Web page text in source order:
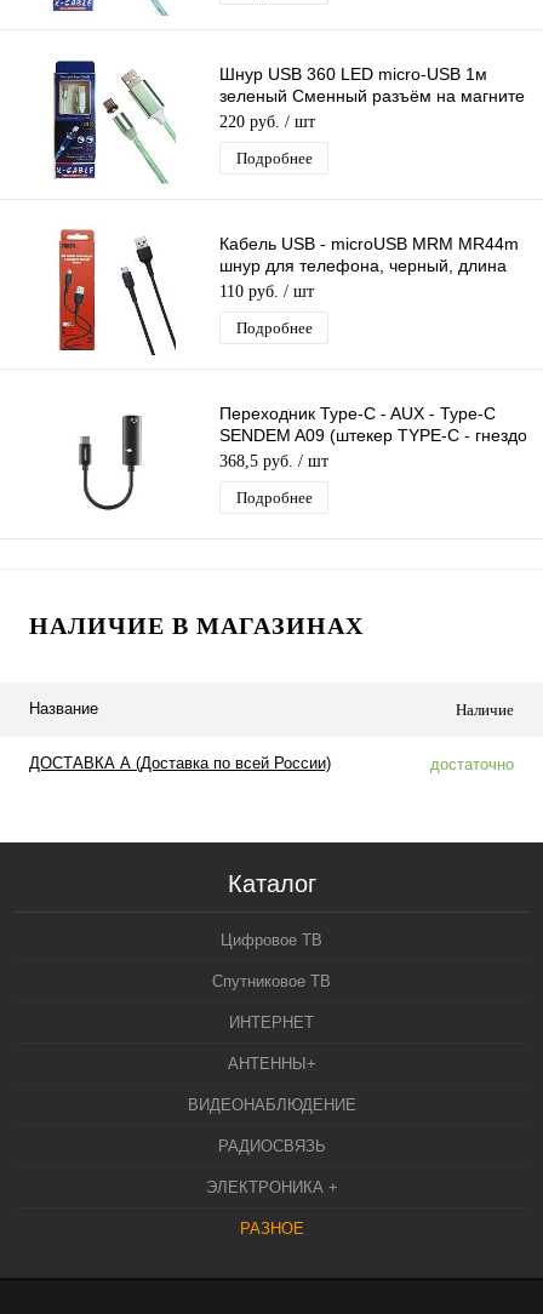
Шнур USB 360 LED micro-USB 1м
зеленый Сменный разъём на магните
360 градусов светящийся Бегущие
Огни
220 руб. / шт
Подробнее
Кабель USB - microUSB MRM MR44m
шнур для телефона, черный, длина
1м
110 руб. / шт
Подробнее
Переходник Type-C - AUX - Type-C
SENDEM A09 (штекер TYPE-C - гнездо
3,5мм/гнездо TYPE-C) 14 см
368,5 руб. / шт
Подробнее
НАЛИЧИЕ В МАГАЗИНАХ
Название Наличие
ДОСТАВКА А (Доставка по всей России) достаточно
Каталог
Цифровое ТВ
Спутниковое ТВ
ИНТЕРНЕТ
АНТЕННЫ+
ВИДЕОНАБЛЮДЕНИЕ
РАДИОСВЯЗЬ
ЭЛЕКТРОНИКА +
РАЗНОЕ